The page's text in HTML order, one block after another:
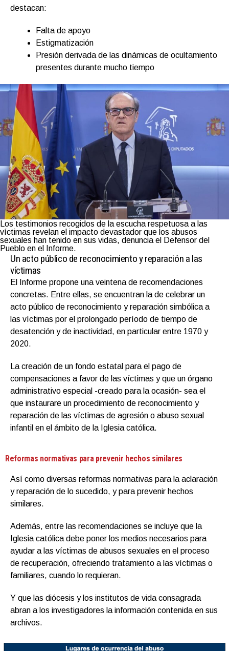
destacan:
Falta de apoyo
Estigmatización
Presión derivada de las dinámicas de ocultamiento
presentes durante mucho tiempo
Los testimonios recogidos de la escucha respetuosa a las
víctimas revelan el impacto devastador que los abusos
sexuales han tenido en sus vidas, denuncia el Defensor del
Pueblo en el Informe.
Un acto público de reconocimiento y reparación a las
víctimas
El Informe propone una veintena de recomendaciones
concretas. Entre ellas, se encuentran la de celebrar un
acto público de reconocimiento y reparación simbólica a
las víctimas por el prolongado período de tiempo de
desatención y de inactividad, en particular entre 1970 y
2020.
La creación de un fondo estatal para el pago de
compensaciones a favor de las víctimas y que un órgano
administrativo especial -creado para la ocasión- sea el
que instaurare un procedimiento de reconocimiento y
reparación de las víctimas de agresión o abuso sexual
infantil en el ámbito de la Iglesia católica.
Reformas normativas para prevenir hechos similares
Así como diversas reformas normativas para la aclaración
y reparación de lo sucedido, y para prevenir hechos
similares.
Además, entre las recomendaciones se incluye que la
Iglesia católica debe poner los medios necesarios para
ayudar a las víctimas de abusos sexuales en el proceso
de recuperación, ofreciendo tratamiento a las víctimas o
familiares, cuando lo requieran.
Y que las diócesis y los institutos de vida consagrada
abran a los investigadores la información contenida en sus
archivos.